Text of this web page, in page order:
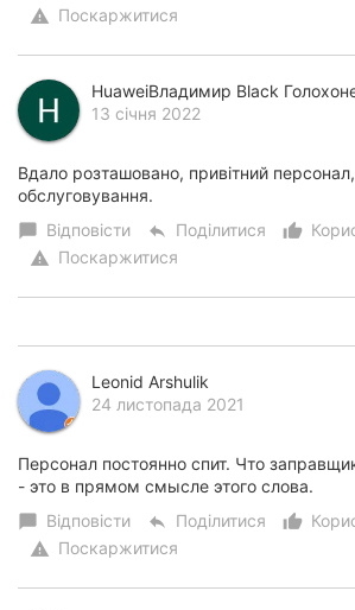
warning Поскаржитися
HuaweiВладимир Black
13 січня 2022
Вдало розташовано, привітний
обслуговування.
chat_bubble Відповісти reply Поділитися
warning Поскаржитися
Leonid Arshulik
24 листопада 2021
Персонал постоянно спит. Что
- это в прямом смысле этого слова.
chat_bubble Відповісти reply Поділитися
warning Поскаржитися